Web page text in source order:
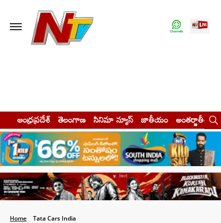
ఆంధ్రప్రదేశ్ తెలంగాణ సినిమా న్యూస్ జాతీయం అంతర్జాతీయం
Home Tata Cars India